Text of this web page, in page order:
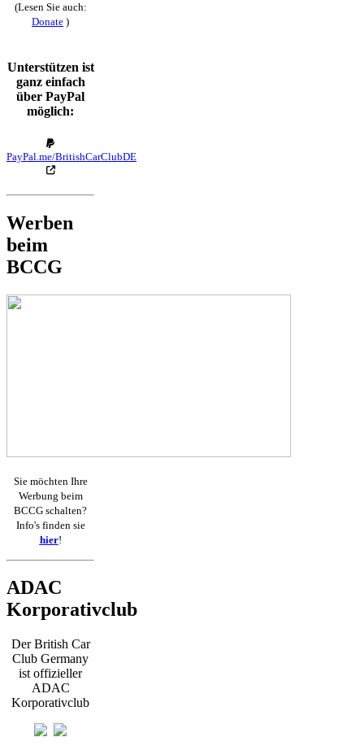
(Lesen Sie auch:
Donate )
Unterstützen ist
ganz einfach
über PayPal
möglich:
PayPal.me/BritishCarClubDE
Werben
beim
BCCG
Sie möchten Ihre
Werbung beim
BCCG schalten?
Info's finden sie
hier!
ADAC
Korporativclub
Der British Car
Club Germany
ist offizieller
ADAC
Korporativclub